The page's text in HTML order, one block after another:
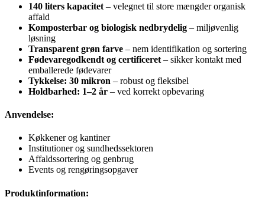
140 liters kapacitet – velegnet til store mængder organisk
affald
Komposterbar og biologisk nedbrydelig – miljøvenlig
løsning
Transparent grøn farve – nem identifikation og sortering
Fødevaregodkendt og certificeret – sikker kontakt med
emballerede fødevarer
Tykkelse: 30 mikron – robust og fleksibel
Holdbarhed: 1–2 år – ved korrekt opbevaring
Anvendelse:
Køkkener og kantiner
Institutioner og sundhedssektoren
Affaldssortering og genbrug
Events og rengøringsopgaver
Produktinformation: